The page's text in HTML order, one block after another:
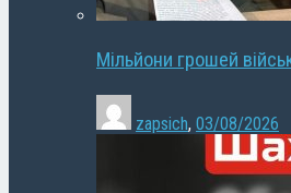
Мільйони грошей
zapsich, 03/08/2026